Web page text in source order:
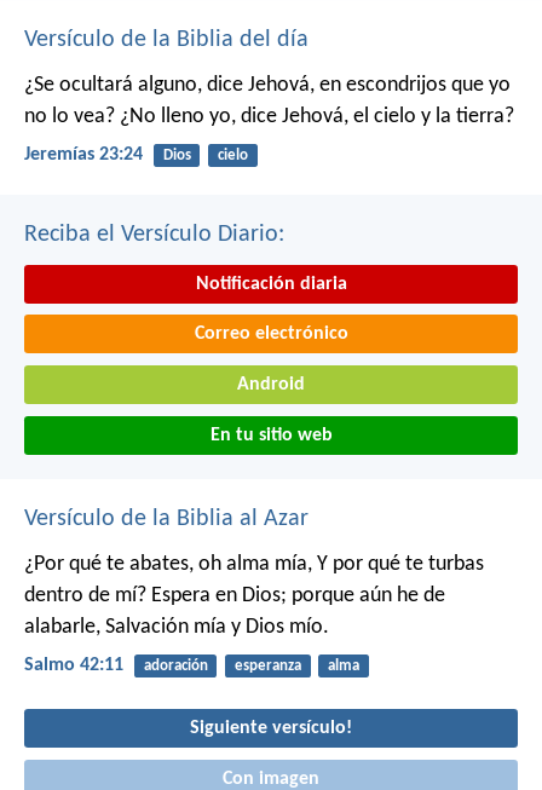
Versículo de la Biblia del día
¿Se ocultará alguno, dice Jehová, en escondrijos que yo
no lo vea? ¿No lleno yo, dice Jehová, el cielo y la tierra?
Jeremías 23:24 Dios cielo
Reciba el Versículo Diario:
Notificación diaria
Correo electrónico
Android
En tu sitio web
Versículo de la Biblia al Azar
¿Por qué te abates, oh alma mía, Y por qué te turbas
dentro de mí? Espera en Dios; porque aún he de
alabarle, Salvación mía y Dios mío.
Salmo 42:11 adoración esperanza alma
Siguiente versículo!
Con imagen